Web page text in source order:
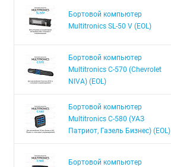
Бортовой компьютер
Multitronics SL-50 V (EOL)
Бортовой компьютер
Multitronics C-570 (Chevrolet
NIVA) (EOL)
Бортовой компьютер
Multitronics C-580 (УАЗ
Патриот, Газель Бизнес) (EOL)
Бортовой компьютер